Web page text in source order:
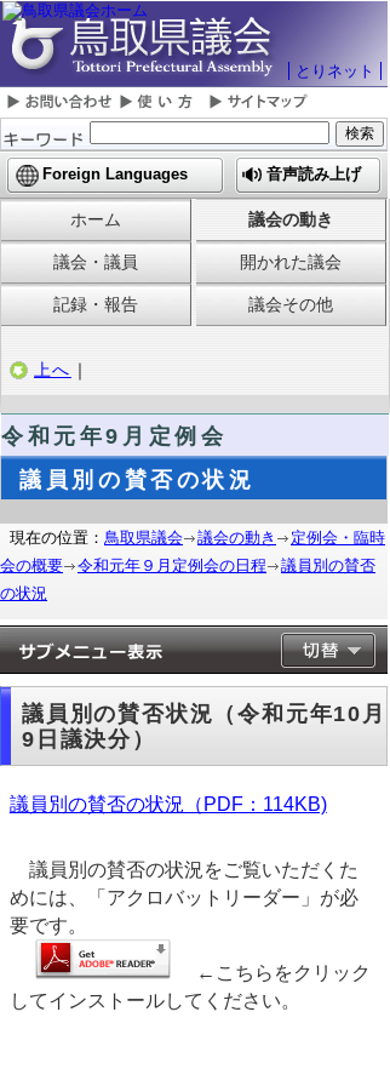
とりネット
Foreign Languages 音声読み上げ
ホーム 議会の動き
議会・議員 開かれた議会
記録・報告 議会その他
上へ ｜
令和元年9月定例会
議員別の賛否の状況
現在の位置： 鳥取県議会 議会の動き
定例会・臨時
会の概要
令和元年９月定例会の日程
議員別の賛否
の状況
議員別の賛否状況（令和元年10月
9日議決分）
議員別の賛否の状況（PDF：114KB)
議員別の賛否の状況をご覧いただくた
めには、「アクロバットリーダー」が必
要です。
←こちらをクリック
してインストールしてください。